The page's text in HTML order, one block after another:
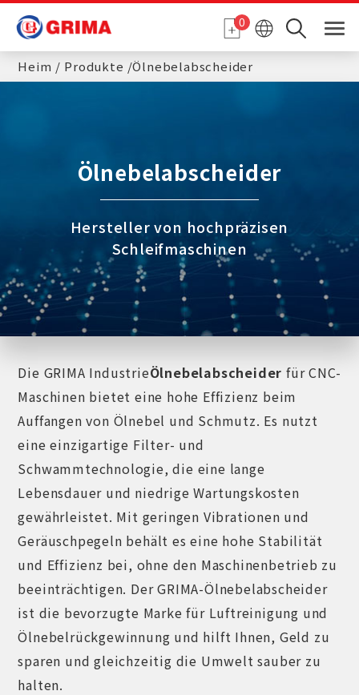
0
Heim Produkte Ölnebelabscheider
Ölnebelabscheider
Hersteller von hochpräzisen
Schleifmaschinen
Die GRIMA IndustrieÖlnebelabscheider für CNC-
Maschinen bietet eine hohe Effizienz beim
Auffangen von Ölnebel und Schmutz. Es nutzt
eine einzigartige Filter- und
Schwammtechnologie, die eine lange
Lebensdauer und niedrige Wartungskosten
gewährleistet. Mit geringen Vibrationen und
Geräuschpegeln behält es eine hohe Stabilität
und Effizienz bei, ohne den Maschinenbetrieb zu
beeinträchtigen. Der GRIMA-Ölnebelabscheider
ist die bevorzugte Marke für Luftreinigung und
Ölnebelrückgewinnung und hilft Ihnen, Geld zu
sparen und gleichzeitig die Umwelt sauber zu
halten.
Cookie-Einstellungen